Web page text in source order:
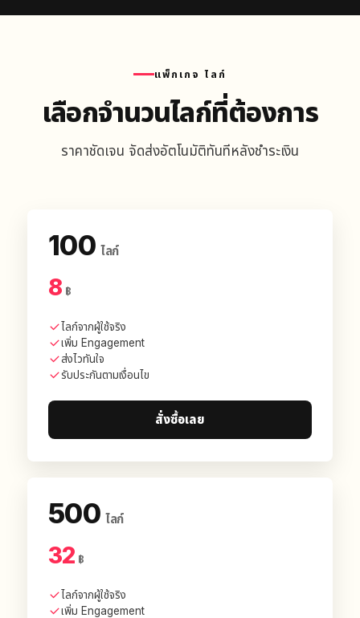
แพ็กเกจ ไลก์
เลือกจำนวนไลก์ที่ต้องการ
ราคาชัดเจน จัดส่งอัตโนมัติทันทีหลังชำระเงิน
100ไลก์
8 ฿
ไลก์จากผู้ใช้จริง
เพิ่ม Engagement
ส่งไวทันใจ
รับประกันตามเงื่อนไข
สั่งซื้อเลย
500ไลก์
32 ฿
ไลก์จากผู้ใช้จริง
เพิ่ม Engagement